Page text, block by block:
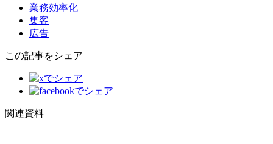
業務効率化
集客
広告
この記事をシェア
関連資料